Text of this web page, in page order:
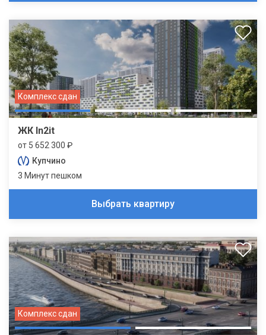
Комплекс сдан
ЖК In2it
от 5 652 300 ₽
Купчино
3 Минут пешком
Выбрать квартиру
Комплекс сдан